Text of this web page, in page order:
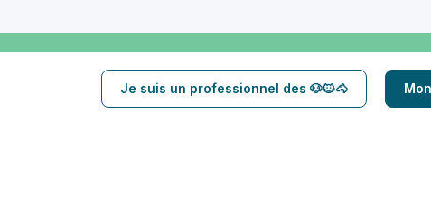
Je suis un professionnel des 🐶🐱🐴